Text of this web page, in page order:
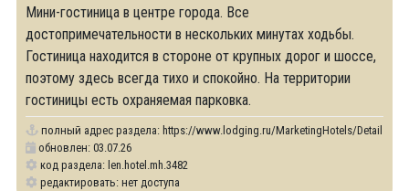
Мини-гостиница в центре города. Все
достопримечательности в нескольких минутах ходьбы.
Гостиница находится в стороне от крупных дорог и шоссе,
поэтому здесь всегда тихо и спокойно. На территории
гостиницы есть охраняемая парковка.
полный адрес раздела: https://www.lodging.ru/MarketingHotels/Details/
обновлен: 03.07.26
код раздела: len.hotel.mh.3482
редактировать: нет доступа